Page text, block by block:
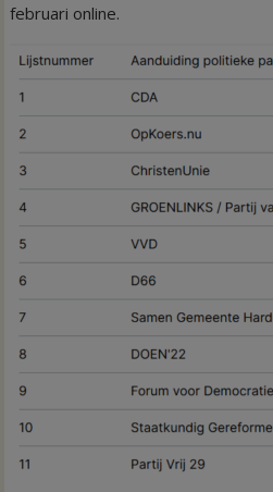
februari online.